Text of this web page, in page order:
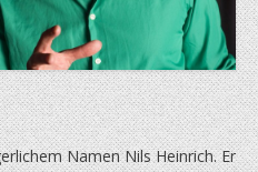
Namen Nils Heinrich. Er